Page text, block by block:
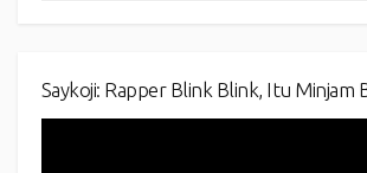
Saykoji: Rapper Blink Blink, Itu Minjam